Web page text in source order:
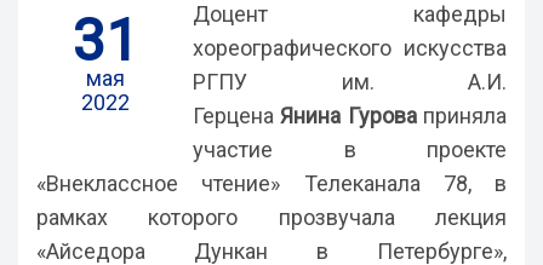
31
мая
2022
Доцент кафедры
хореографического искусства
РГПУ им. А.И.
Герцена Янина Гуроваприняла
участие в проекте
«Внеклассное чтение» Телеканала 78, в
рамках которого прозвучала лекция
«Айседора Дункан в Петербурге»,